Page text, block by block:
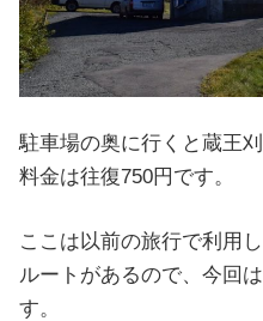
駐車場の奥に行くと蔵王
料金は往復750円です。
ここは以前の旅行で利用
ルートがあるので、今回
す。